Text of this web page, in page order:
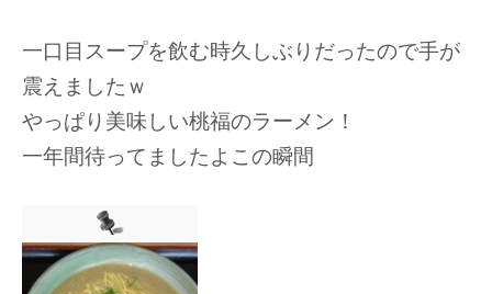
一口目スープを飲む時久しぶりだったので手が
震えましたｗ
やっぱり美味しい桃福のラーメン！
一年間待ってましたよこの瞬間